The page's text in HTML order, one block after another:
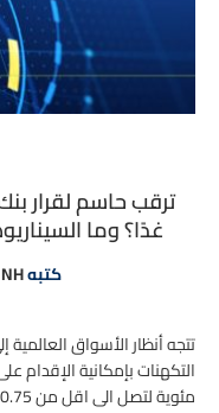
ترقب حاسم لقرار
غدًا؟ وما
كتبهNH
تتجه أنظار الأسواق العالمية
التكهنات بإمكانية الإقدام
مئوية لتصل الى اقل من 0.75% في …